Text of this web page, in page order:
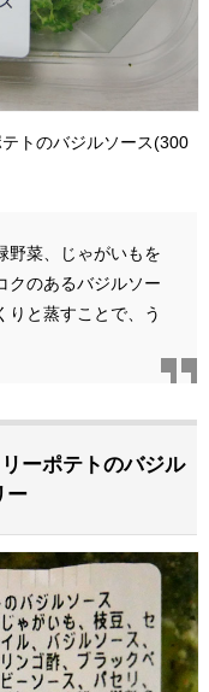
トのバジルソース(300
野菜、じゃがいもを
クのあるバジルソー
りと蒸すことで、う
ーポテトのバジル
ー